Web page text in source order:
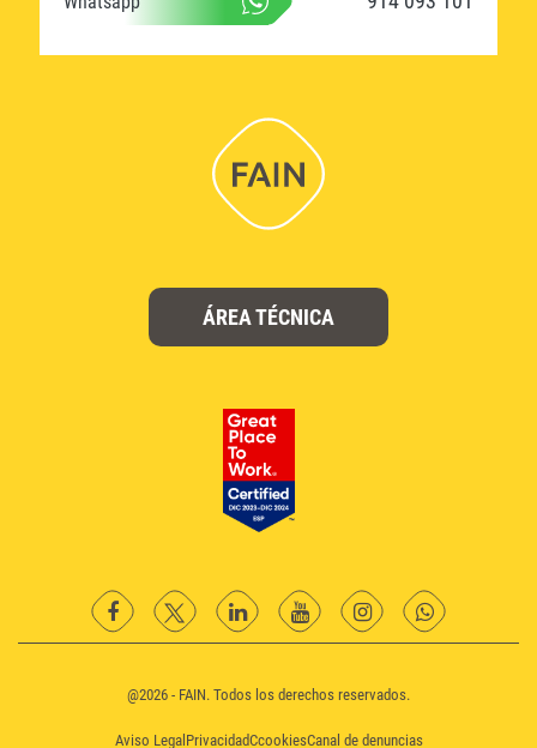
ÁREA TÉCNICA
facebooktwitter LinkedinYouTubeinstagramWhatsapp
@2026 - FAIN. Todos los derechos reservados.
Aviso Legal PrivacidadCcookiesCanal de denuncias